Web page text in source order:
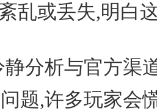
乱或丢失,明白
静分析与官方渠
题,许多玩家会